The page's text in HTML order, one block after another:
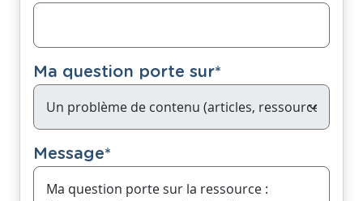
Ma question porte sur*
Message*